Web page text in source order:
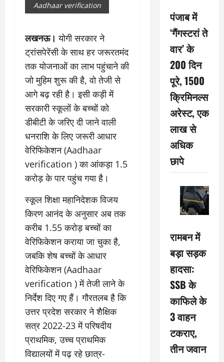
Aadhaar verification
लखनऊ। योगी सरकार ने
ट्रांसपेरेंसी के साथ हर जरूरतमंद
तक योजनाओं का लाभ पहुंचाने की
जो मुहिम शुरू की है, वो तेजी से
आगे बढ़ रही है। इसी कड़ी में
सरकारी स्कूलों के बच्चों को
डीबीटी के जरिए दी जाने वाली
धनराशि के लिए जरूरी आधार
वेरिफिकेशन (Aadhaar
verification ) का आंकड़ा 1.5
करोड़ के पार पहुंच गया है।
स्कूल शिक्षा महानिदेशक विजय
किरण आनंद के अनुसार अब तक
करीब 1.55 करोड़ बच्चों का
वेरिफिकेशन कराया जा चुका है,
जबकि शेष बच्चों के आधार
वेरिफिकेशन (Aadhaar
verification ) में तेजी लाने के
निर्देश दिए गए हैं। गौरतलब है कि
उत्तर प्रदेश सरकार ने शैक्षिक
सत्र 2022-23 में परिषदीय
प्राथमिक, उच्च प्राथमिक
विद्यालयों में पढ़ रहे छात्र-
पंजाब में
‘गैंगस्टरां ते
वार’ के
200 दिन
पूरे, 1500
क्रिमिनल्स
अरेस्ट, एक
लाख से
अधिक
छापे
रामबन में
बड़ा सड़क
हादसा:
SSB के
काफिले के
3 वाहन
टकराए,
तीन जवान